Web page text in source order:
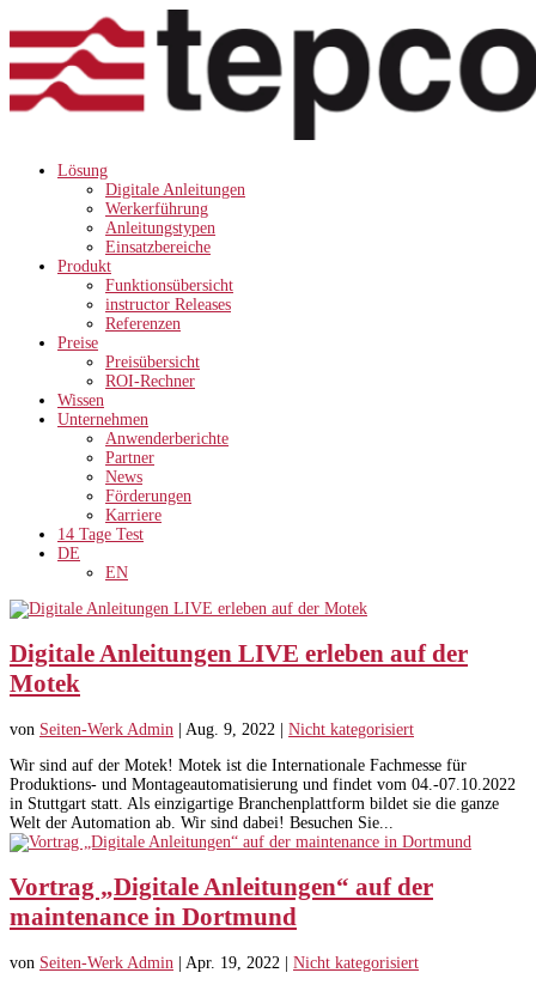
Lösung
Digitale Anleitungen
Werkerführung
Anleitungstypen
Einsatzbereiche
Produkt
Funktionsübersicht
instructor Releases
Referenzen
Preise
Preisübersicht
ROI-Rechner
Wissen
Unternehmen
Anwenderberichte
Partner
News
Förderungen
Karriere
14 Tage Test
DE
EN
Digitale Anleitungen LIVE erleben auf der
Motek
von Seiten-Werk Admin Aug. 9, 2022
Nicht kategorisiert
Wir sind auf der Motek! Motek ist die Internationale Fachmesse für
Produktions- und Montageautomatisierung und findet vom 04.-07.10.2022
in Stuttgart statt. Als einzigartige Branchenplattform bildet sie die ganze
Welt der Automation ab. Wir sind dabei! Besuchen Sie...
Vortrag „Digitale Anleitungen“ auf der
maintenance in Dortmund
von Seiten-Werk Admin | Apr. 19, 2022 | Nicht kategorisiert